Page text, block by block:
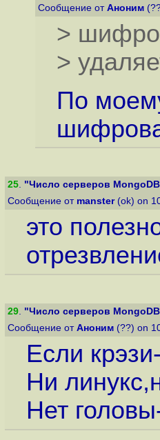
Сообщение от Аноним
>
>
По
25. "Число серверов
Сообщение от manster(ok) on
это
29. "Число серверов
Сообщение от Аноним (??) on
Если
Ни
Нет